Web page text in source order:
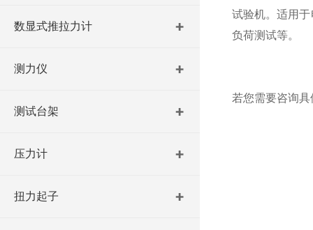
数显式推拉力计
测力仪
测试台架
压力计
扭力起子
试验机。适用
负荷测试等。
若您需要咨询